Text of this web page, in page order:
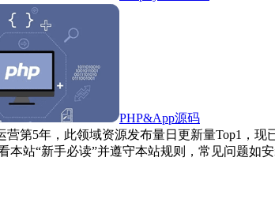
PHP&App源码
营第5年，此领域资源发布量日更新量Top1，
本站“新手必读”并遵守本站规则，常见问题如安